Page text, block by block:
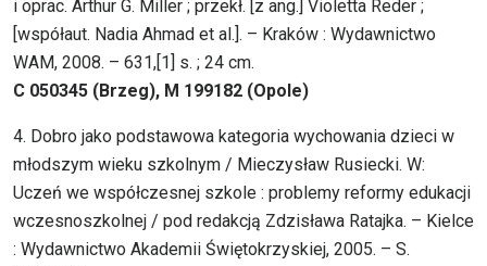
i oprac. Arthur G. Miller ; przekł. [z ang.] Violetta Reder ;
[współaut. Nadia Ahmad et al.]. – Kraków : Wydawnictwo
WAM, 2008. – 631,[1] s. ; 24 cm.
C 050345 (Brzeg), M 199182 (Opole)
4. Dobro jako podstawowa kategoria wychowania dzieci w
młodszym wieku szkolnym / Mieczysław Rusiecki. W:
Uczeń we współczesnej szkole : problemy reformy edukacji
wczesnoszkolnej / pod redakcją Zdzisława Ratajka. – Kielce
: Wydawnictwo Akademii Świętokrzyskiej, 2005. – S.